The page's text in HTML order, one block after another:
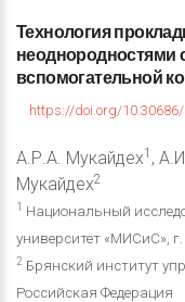
Технология
неоднородностями
вспомогательной
https://doi.org/10.30686/
А.Р.А. Мукайдех1 ,
Мукайдех2
1
Национальный
университет «МИСиС»,
2 Брянский институт
Российская Федерация